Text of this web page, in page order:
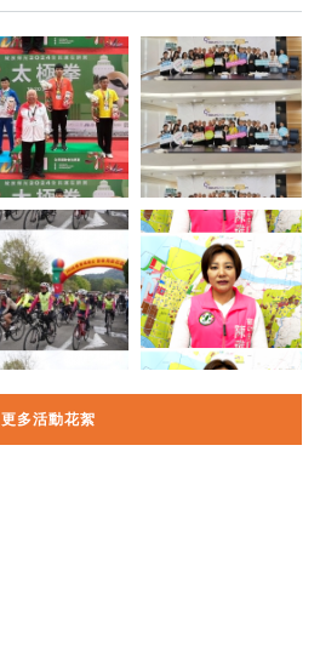
更多活動花絮